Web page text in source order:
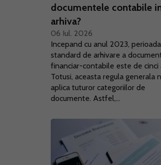
documentele contabile
arhiva?
06 Iul. 2026
Incepand cu anul 2023, perioada
standard de arhivare a
financiar-contabile este de cinci
Totusi, aceasta regula generala
aplica tuturor categoriilor de
documente. Astfel,...